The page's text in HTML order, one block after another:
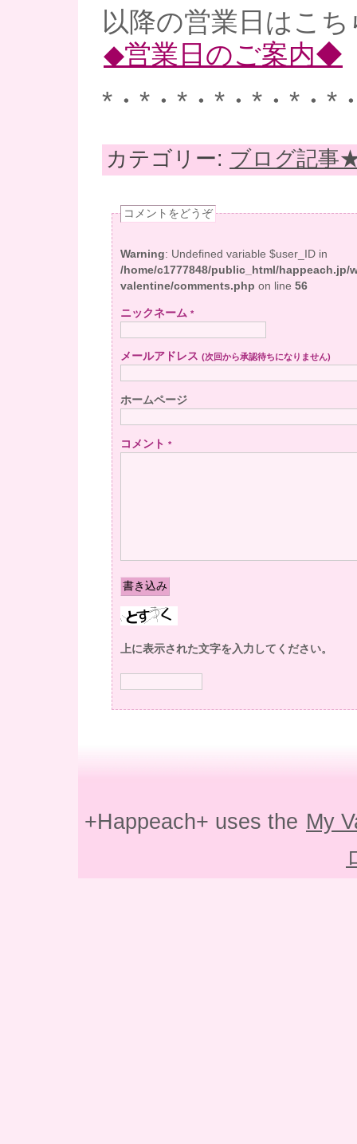
以降の営業日はこち
◆営業日のご案内◆
*・*・*・*・*・*・*
カテゴリー: ブログ記事
コメントをどうぞ
Warning
: Undefined variable $user_ID in
/home/c1777848/public_html/happeach.jp/
valentine/comments.php on line 56
ニックネーム *
メールアドレス (次回から承認待ちになりません)
ホームページ
コメント *
上に表示された文字を入力してください。
+Happeach+ uses the My